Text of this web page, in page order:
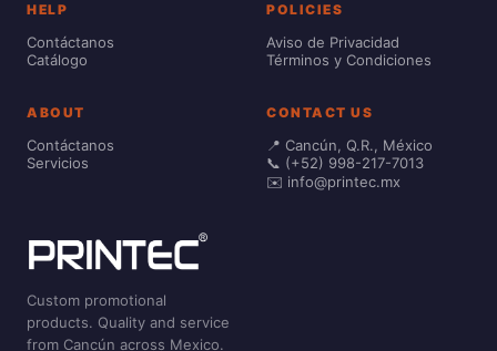
HELP
Contáctanos
Catálogo
POLICIES
Aviso de Privacidad
Términos y Condiciones
ABOUT
Contáctanos
Servicios
CONTACT US
📍 Cancún, Q.R., México
📞 (+52) 998-217-7013
✉️ info@printec.mx
Custom promotional
products. Quality and service
from Cancún across Mexico.